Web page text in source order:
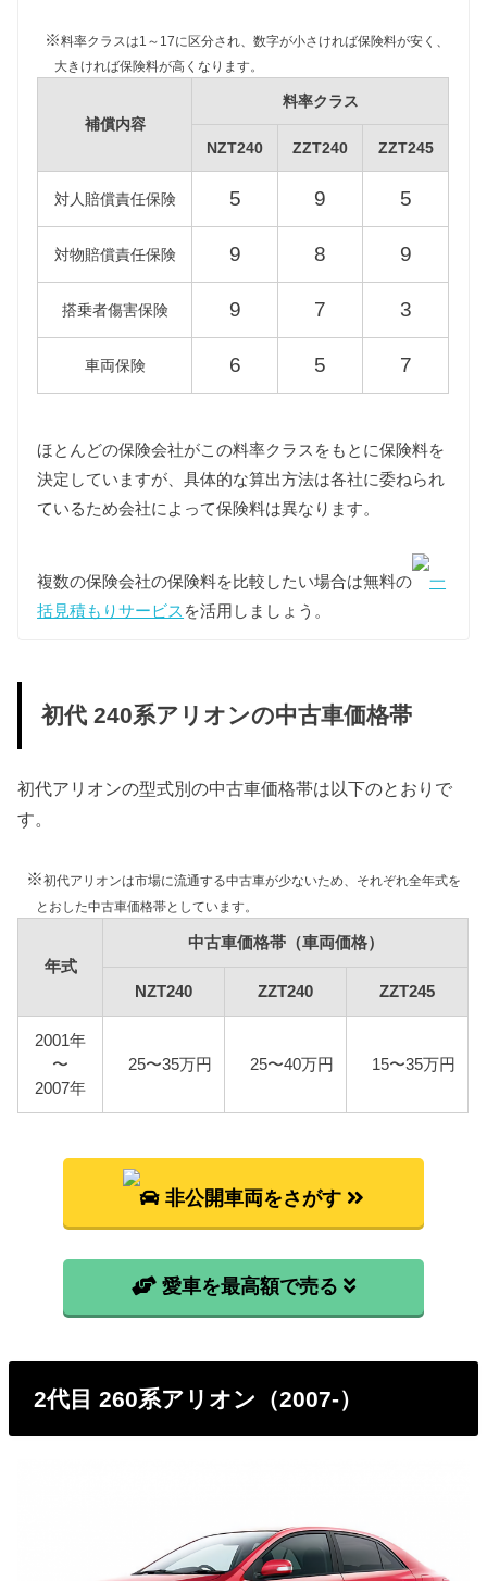
ラスに該当します。
また初代アリオンは新車登録後すでに13年以上が経
過しているため環境負荷の観点から自動車税が約
型式 税額（13年経過）
ZZT240
ZZT245
重量税
オンはすべて同じ課税クラス（1000〜1500kg）に該
当します。
また初代アリオンは新車登録後すでに13年以上が経
過しているため環境負荷の観点から重量税が約40%
はさらに約10%増額されますが、維持費は13年経過
車両をもとに算出しています。
NZT240
ZZT245
車検費用
車検代行料金、一般消耗品の交換費用などを含め車
自賠責
初代アリオンは自家用乗用車に該当しますので、自
賠責の金額は10,775円となります。
燃料代
年間10,000km走行、レギュラー1Lあたり130円を前
提条件として、基本情報で説明した型式ごとの使用
す。
型式 燃料代
NZT240
ZZT240 112,100円
ZZT245 118,200円
※料率クラスは1～17に区分され、数字が小さければ保険料が安く、
大きければ保険料が高くなります。
補償内容
料率クラス
NZT240 ZZT240 ZZT245
対人賠償責任保険 5 9 5
対物賠償責任保険 9 8 9
搭乗者傷害保険 9 7 3
車両保険 6 5 7
ほとんどの保険会社がこの料率クラスをもとに保険料を
決定していますが、具体的な算出方法は各社に委ねられ
ているため会社によって保険料は異なります。
複数の保険会社の保険料を比較したい場合は無料の
一
括見積もりサービス を活用しましょう。
初代 240系アリオンの中古車価格帯
初代アリオンの型式別の中古車価格帯は以下のとおりで
す。
※初代アリオンは市場に流通する中古車が少ないため、それぞれ全年式を
とおした中古車価格帯としています。
年式
中古車価格帯（車両価格）
NZT240 ZZT240 ZZT245
2001年
〜
2007年
25〜35万円 25〜40万円 15〜35万円
非公開車両をさがす
愛車を最高額で売る
2代目 260系アリオン（2007-）